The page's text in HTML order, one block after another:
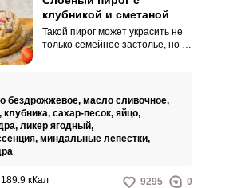
клубникой и сметаной
Такой пирог может украсить не
только семейное застолье, но и
ягодным вкусом, а готовится при
всем при этом очень просто.
бездрожжевое, масло сливочное,
клубника, сахар-песок, яйцо,
ликер ягодный,
миндальные лепестки,
189.9 кКал 9295 0